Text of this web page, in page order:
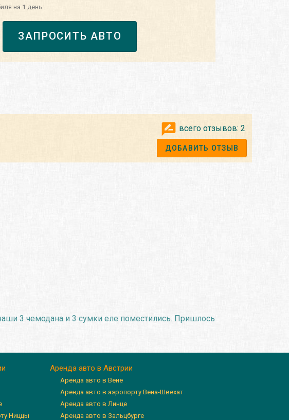
на 1 день
ЗАПРОСИТЬ АВТО
всего отзывов: 2
ДОБАВИТЬ ОТЗЫВ
3 чемодана и 3 сумки еле поместились. Пришлось
Ниццы
Аренда авто в Австрии
Аренда авто в Вене
Аренда авто в аэропорту Вена-Швехат
Аренда авто в Линце
Аренда авто в Зальцбурге